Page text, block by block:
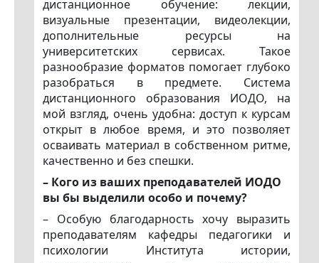
дистанционное обучение: лекции,
визуальные презентации, видеолекции,
дополнительные ресурсы на
университетских сервисах. Такое
разнообразие форматов помогает глубоко
разобраться в предмете. Система
дистанционного образования ИОДО, на
мой взгляд, очень удобна: доступ к курсам
открыт в любое время, и это позволяет
осваивать материал в собственном ритме,
качественно и без спешки.
– Кого из ваших преподавателей ИОДО
вы бы выделили особо и почему?
– Особую благодарность хочу выразить
преподавателям кафедры педагогики и
психологии Института истории,